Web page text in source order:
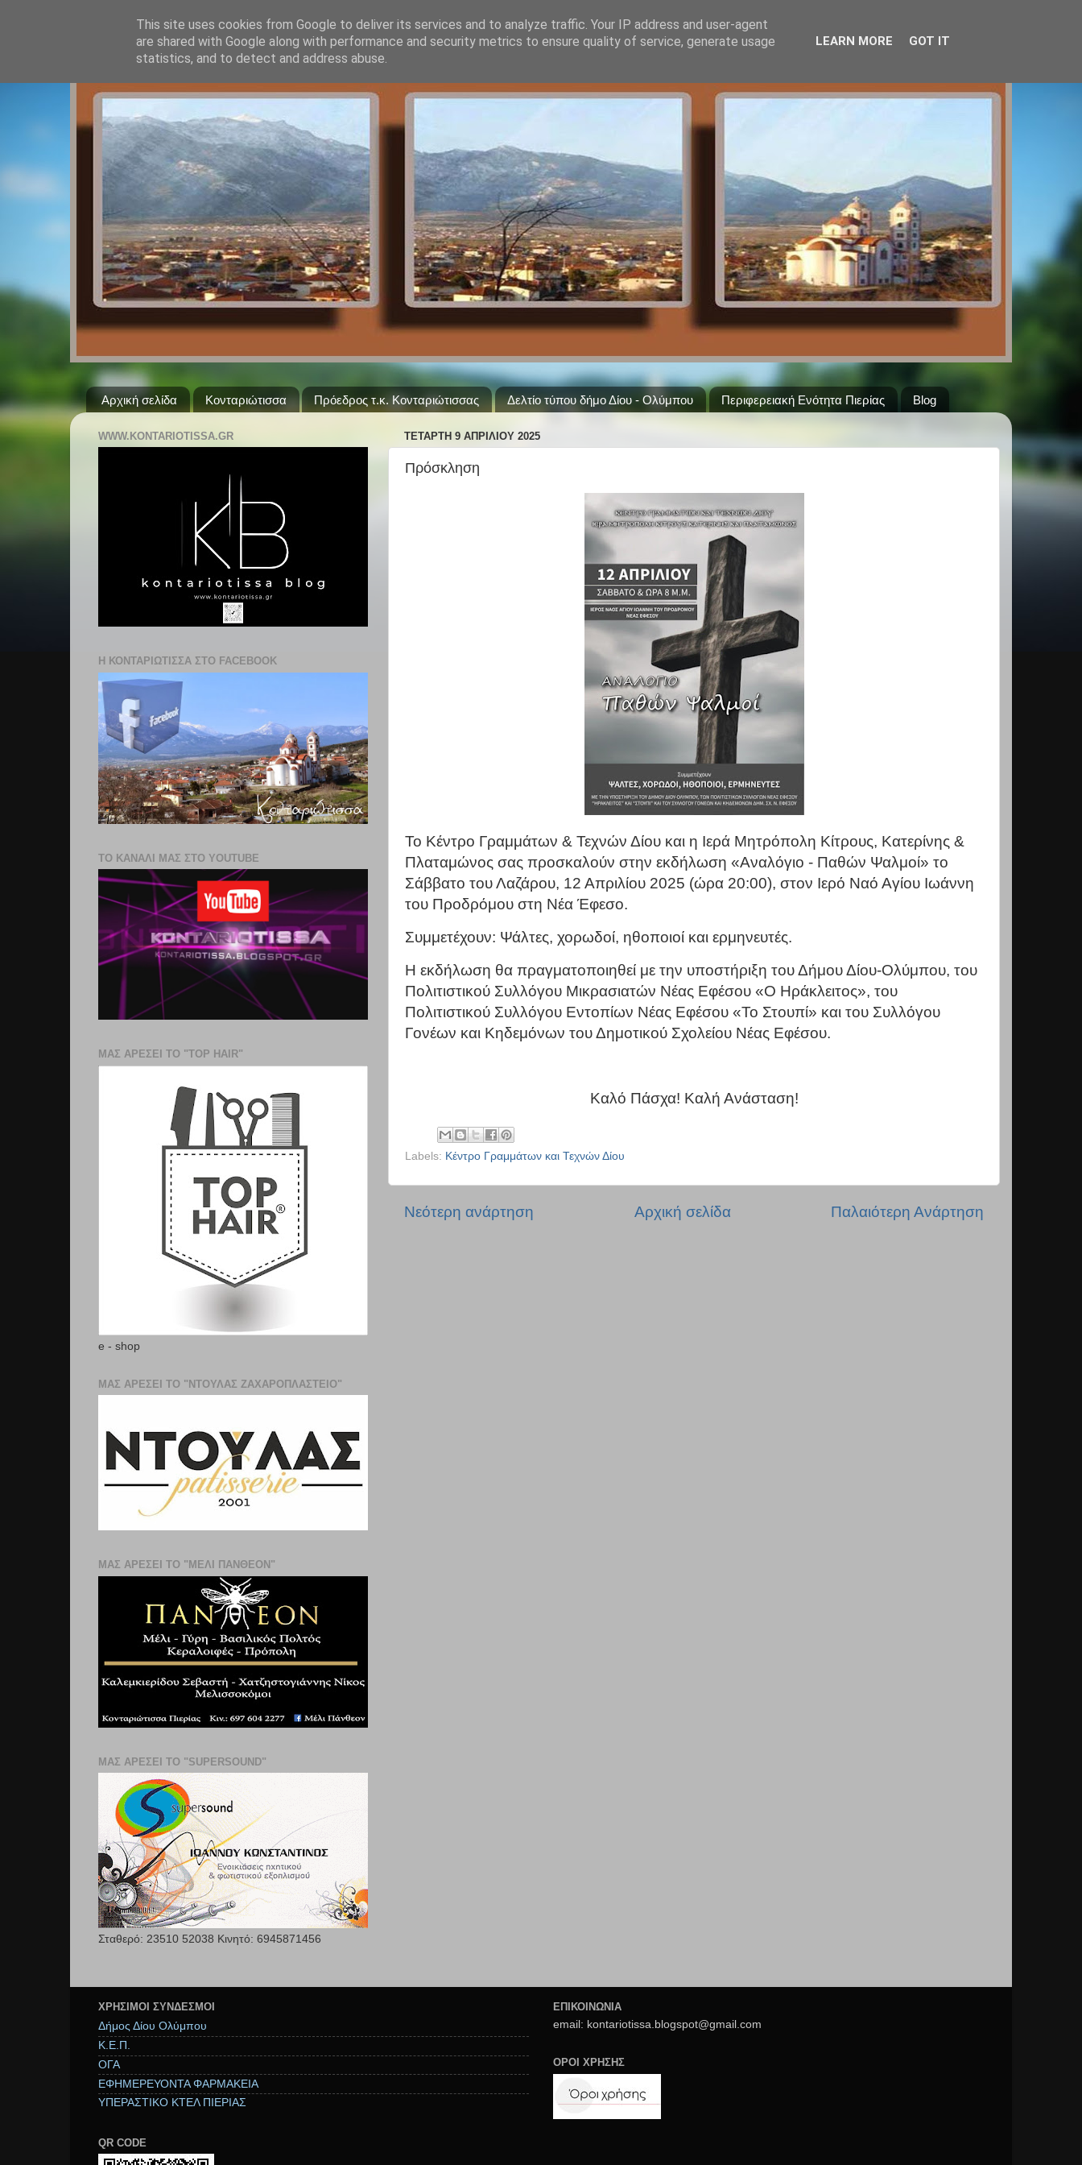
Αρχική σελίδα Κονταριώτισσα Πρόεδρος τ.κ. Κονταριώτισσας Δελτίο τύπου δήμο Δίου - Ολύμπου Περιφερειακή Ενότητα Πιερίας Blog
ΤΕΤΆΡΤΗ 9 ΑΠΡΙΛΊΟΥ 2025
Πρόσκληση
Το Κέντρο Γραμμάτων & Τεχνών Δίου και η Ιερά Μητρόπολη Κίτρους, Κατερίνης &
Πλαταμώνος σας προσκαλούν στην εκδήλωση «Αναλόγιο - Παθών Ψαλμοί» το
Σάββατο του Λαζάρου, 12 Απριλίου 2025 (ώρα 20:00), στον Ιερό Ναό Αγίου Ιωάννη
του Προδρόμου στη Νέα Έφεσο.
Συμμετέχουν: Ψάλτες, χορωδοί, ηθοποιοί και ερμηνευτές.
Η εκδήλωση θα πραγματοποιηθεί με την υποστήριξη του Δήμου Δίου-Ολύμπου, του
Πολιτιστικού Συλλόγου Μικρασιατών Νέας Εφέσου «Ο Ηράκλειτος», του
Πολιτιστικού Συλλόγου Εντοπίων Νέας Εφέσου «Το Στουπί» και του Συλλόγου
Γονέων και Κηδεμόνων του Δημοτικού Σχολείου Νέας Εφέσου.
Καλό Πάσχα! Καλή Ανάσταση!
Labels: Κέντρο Γραμμάτων και Τεχνών Δίου
Νεότερη ανάρτηση Παλαιότερη Ανάρτηση
Αρχική σελίδα
WWW.KONTARIOTISSA.GR
Η ΚΟΝΤΑΡΙΩΤΙΣΣΑ ΣΤΟ FACEBOOK
ΤΟ ΚΑΝΑΛΙ ΜΑΣ ΣΤΟ YOUTUBE
ΜΑΣ ΑΡΕΣΕΙ ΤΟ "TOP HAIR"
e - shop
ΜΑΣ ΑΡΕΣΕΙ ΤΟ "ΝΤΟΥΛΑΣ ΖΑΧΑΡΟΠΛΑΣΤΕΊΟ"
ΜΑΣ ΑΡΕΣΕΙ ΤΟ "ΜΕΛΙ ΠΑΝΘΕΟΝ"
ΜΑΣ ΑΡΕΣΕΙ ΤΟ "SUPERSOUND"
Σταθερό: 23510 52038 Κινητό: 6945871456
ΧΡΉΣΙΜΟΙ ΣΥΝΔΕΣΜΟΙ
Δήμος Δίου Ολύμπου
Κ.Ε.Π.
ΟΓΑ
ΕΦΗΜΕΡΕΥΟΝΤΑ ΦΑΡΜΑΚΕΙΑ
ΥΠΕΡΑΣΤΙΚΟ ΚΤΕΛ ΠΙΕΡΙΑΣ
QR CODE
ΕΠΙΚΟΙΝΩΝΙΑ
email: kontariotissa.blogspot@gmail.com
ΟΡΟΙ ΧΡΗΣΗΣ
This site uses cookies from Google to deliver its services and to analyze traffic. Your IP address and user-agent
are shared with Google along with performance and security metrics to ensure quality of service, generate usage
statistics, and to detect and address abuse.
LEARN MORE GOT IT